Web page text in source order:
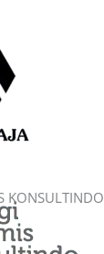
KONSULTINDO